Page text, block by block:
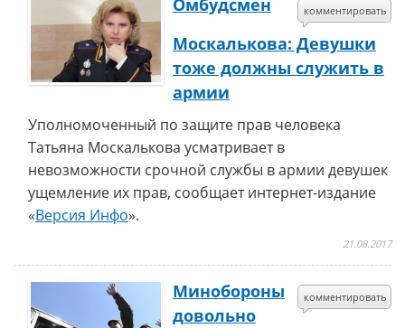
комментировать
Омбудсмен
Москалькова: Девушки
тоже должны служить в
армии
Уполномоченный по защите прав человека
Татьяна Москалькова усматривает в
невозможности срочной службы в армии девушек
ущемление их прав, сообщает интернет-издание
«Версия Инфо».
21.08.2017
комментировать
Минобороны
довольно